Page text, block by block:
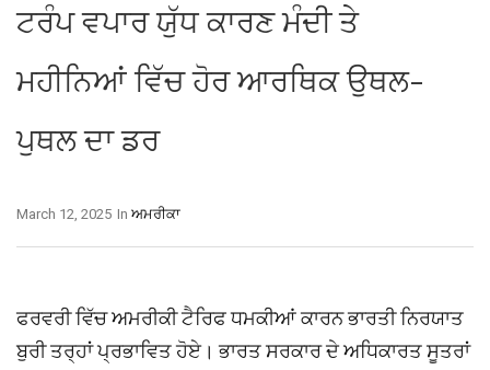
ਟਰੰਪ ਵਪਾਰ ਯੁੱਧ ਕਾਰਣ ਮੰਦੀ ਤੇ
ਮਹੀਨਿਆਂ ਵਿੱਚ ਹੋਰ ਆਰਥਿਕ ਉਥਲ-
ਪੁਥਲ ਦਾ ਡਰ
In ਅਮਰੀਕਾ
March 12, 2025
ਫਰਵਰੀ ਵਿੱਚ ਅਮਰੀਕੀ ਟੈਰਿਫ ਧਮਕੀਆਂ ਕਾਰਨ ਭਾਰਤੀ ਨਿਰਯਾਤ
ਬੁਰੀ ਤਰ੍ਹਾਂ ਪ੍ਰਭਾਵਿਤ ਹੋਏ। ਭਾਰਤ ਸਰਕਾਰ ਦੇ ਅਧਿਕਾਰਤ ਸੂਤਰਾਂ